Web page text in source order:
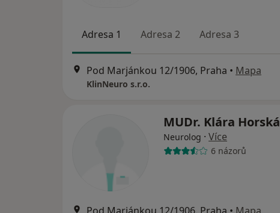
Adresa 1 Adresa 2 Adresa 3
Pod Marjánkou 12/1906, Praha • Mapa
KlinNeuro s.r.o.
MUDr. Klára Horská
Neurolog · Více
6 názorů